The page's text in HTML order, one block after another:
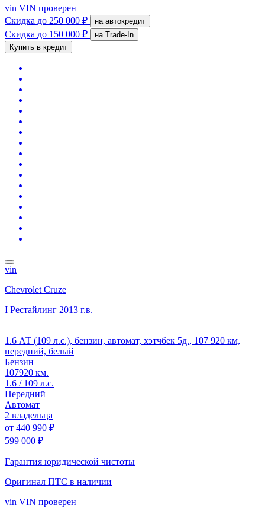
vin VIN проверен
Скидка до 250 000 ₽ на автокредит
Скидка до 150 000 ₽
на Trade-In
Купить в кредит
vin
Chevrolet Cruze
I Рестайлинг 2013 г.в.
1.6 АТ (109 л.с.), бензин, автомат, хэтчбек 5д., 107 920 км,
передний, белый
Бензин
107920 км.
1.6 / 109 л.с.
Передний
Автомат
2 владельца
от 440 990 ₽
599 000 ₽
Гарантия юридической чистоты
Оригинал ПТС в наличии
vin VIN проверен